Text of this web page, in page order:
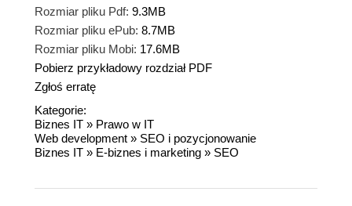
Rozmiar pliku Pdf: 9.3MB
Rozmiar pliku ePub: 8.7MB
Rozmiar pliku Mobi: 17.6MB
Pobierz przykładowy rozdział PDF
Zgłoś erratę
Kategorie:
Biznes IT » Prawo w IT
Web development » SEO i pozycjonowanie
Biznes IT » E-biznes i marketing » SEO